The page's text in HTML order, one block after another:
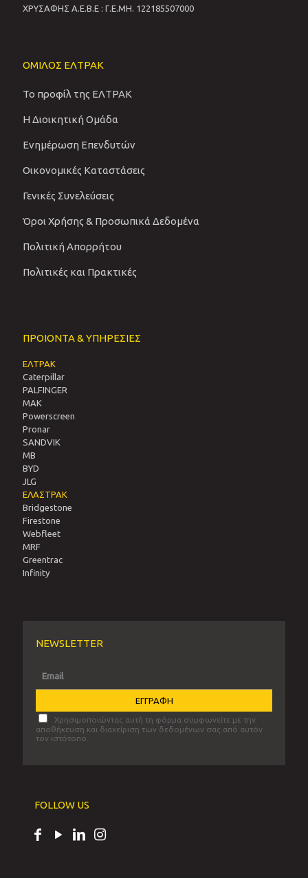
ΧΡΥΣΑΦΗΣ Α.Ε.Β.Ε : Γ.Ε.ΜΗ. 122185507000
ΟΜΙΛΟΣ ΕΛΤΡΑΚ
Το προφίλ της ΕΛΤΡΑΚ
Η Διοικητική Ομάδα
Ενημέρωση Επενδυτών
Οικονομικές Καταστάσεις
Γενικές Συνελεύσεις
Όροι Χρήσης & Προσωπικά Δεδομένα
Πολιτική Απορρήτου
Πολιτικές και Πρακτικές
ΠΡΟΙΟΝΤΑ & ΥΠΗΡΕΣΙΕΣ
ΕΛΤΡΑΚ
Caterpillar
PALFINGER
MAK
Powerscreen
Pronar
SANDVIΚ
MB
BYD
JLG
ΕΛΑΣΤΡΑΚ
Bridgestone
Firestone
Webfleet
MRF
Greentrac
Infinity
NEWSLETTER
Χρησιμοποιώντας αυτή τη φόρμα συμφωνείτε με την
αποθήκευση και διαχείριση των δεδομένων σας από αυτόν
τον ιστότοπο.
FOLLOW US